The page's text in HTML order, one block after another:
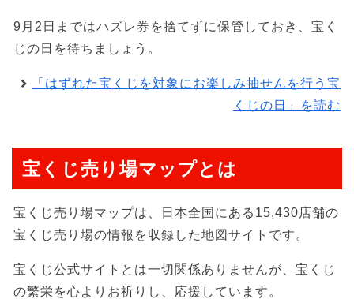
9月2日まではハズレ券を捨てずに保管しておき、宝く
じの日を待ちましょう。
「はずれた宝くじを対象にお楽しみ抽せんを行う宝
くじの日」を読む
宝くじ売り場マップとは
宝くじ売り場マップは、日本全国にある15,430店舗の
宝くじ売り場の情報を収録した地図サイトです。
宝くじ公式サイトとは一切関係ありませんが、宝くじ
の繁栄を心よりお祈りし、応援しています。